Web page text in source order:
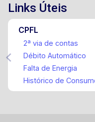
Links Úteis
CPFL
2ª via de contas
Débito Automático
Falta de Energia
Histórico de